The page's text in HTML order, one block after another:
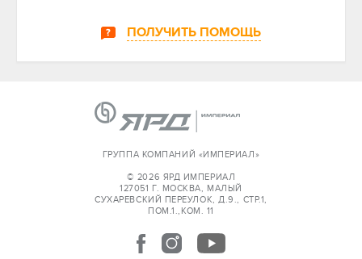
ПОЛУЧИТЬ ПОМОЩЬ
ГРУППА КОМПАНИЙ «ИМПЕРИАЛ»
© 2026 ЯРД ИМПЕРИАЛ
127051 Г. МОСКВА, МАЛЫЙ
СУХАРЕВСКИЙ ПЕРЕУЛОК, Д.9., СТР.1,
ПОМ.1.,КОМ. 11